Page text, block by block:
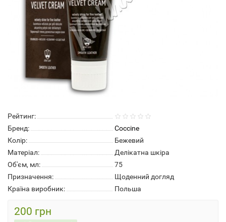
Рейтинг:
Бренд:
Coccine
Колір:
Бежевий
Матеріал:
Делікатна шкіра
Об'єм, мл:
75
Призначення:
Щоденний догляд
Країна виробник:
Польша
200 грн